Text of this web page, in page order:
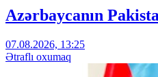
Azərbaycanın
07.08.2026, 13:25
Ətraflı oxumaq